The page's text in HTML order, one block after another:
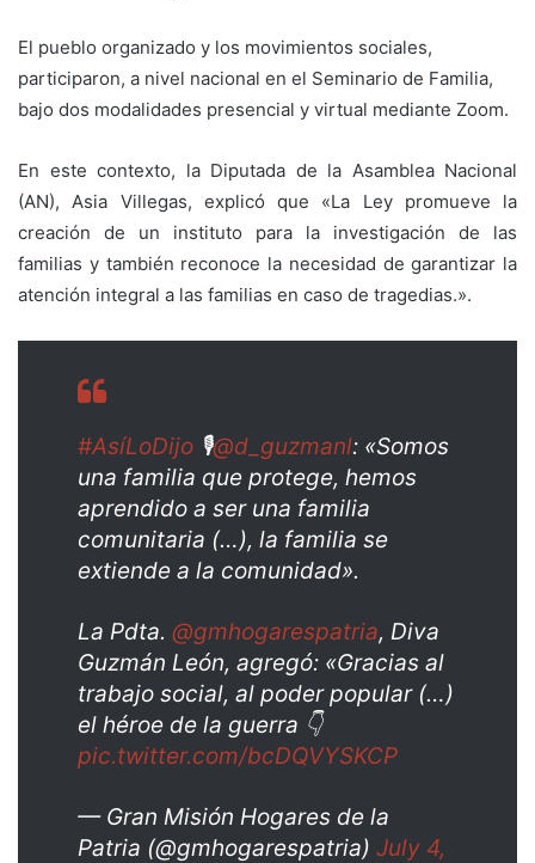
El pueblo organizado y los movimientos sociales,
participaron, a nivel nacional en el Seminario de Familia,
bajo dos modalidades presencial y virtual mediante Zoom.
En este contexto, la Diputada de la Asamblea Nacional
(AN), Asia Villegas, explicó que «La Ley promueve la
creación de un instituto para la investigación de las
familias y también reconoce la necesidad de garantizar la
atención integral a las familias en caso de tragedias.».
#AsíLoDijo 🎙️@d_guzmanl: «Somos
una familia que protege, hemos
aprendido a ser una familia
comunitaria (…), la familia se
extiende a la comunidad».
La Pdta. @gmhogarespatria, Diva
Guzmán León, agregó: «Gracias al
trabajo social, al poder popular (…)
el héroe de la guerra 👇
pic.twitter.com/bcDQVYSKCP
— Gran Misión Hogares de la
Patria (@gmhogarespatria) July 4,